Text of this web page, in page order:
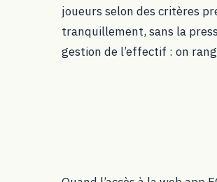
joueurs selon des critères
tranquillement, sans la
gestion de l’effectif : on